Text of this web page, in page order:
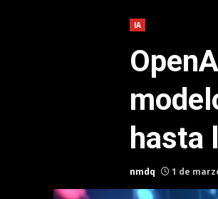
IA
hasta
nmdq 1 de